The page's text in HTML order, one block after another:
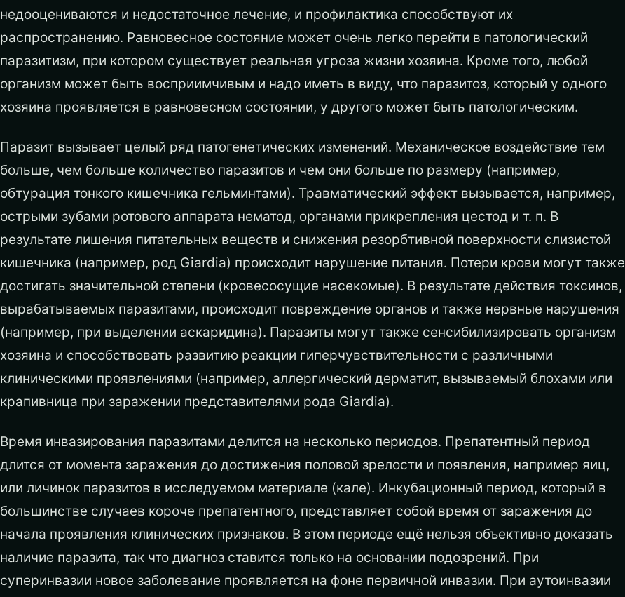
недооцениваются и недостаточное лечение, и профилактика способствуют их
распространению. Равновесное состояние может очень легко перейти в патологический
паразитизм, при котором существует реальная угроза жизни хозяина. Кроме того, любой
организм может быть восприимчивым и надо иметь в виду, что паразитоз, который у одного
хозяина проявляется в равновесном состоянии, у другого может быть патологическим.
Паразит вызывает целый ряд патогенетических изменений. Механическое воздействие тем
больше, чем больше количество паразитов и чем они больше по размеру (например,
обтурация тонкого кишечника гельминтами). Травматический эффект вызывается, например,
острыми зубами ротового аппарата нематод, органами прикрепления цестод и т. п. В
результате лишения питательных веществ и снижения резорбтивной поверхности слизистой
кишечника (например, род Giardia) происходит нарушение питания. Потери крови могут также
достигать значительной степени (кровесосущие насекомые). В результате действия токсинов,
вырабатываемых паразитами, происходит повреждение органов и также нервные нарушения
(например, при выделении аскаридина). Паразиты могут также сенсибилизировать организм
хозяина и способствовать развитию реакции гиперчувствительности с различными
клиническими проявлениями (например, аллергический дерматит, вызываемый блохами или
крапивница при заражении представителями рода Giardia).
Время инвазирования паразитами делится на несколько периодов. Препатентный период
длится от момента заражения до достижения половой зрелости и появления, например яиц,
или личинок паразитов в исследуемом материале (кале). Инкубационный период, который в
большинстве случаев короче препатентного, представляет собой время от заражения до
начала проявления клинических признаков. В этом периоде ещё нельзя объективно доказать
наличие паразита, так что диагноз ставится только на основании подозрений. При
суперинвазии новое заболевание проявляется на фоне первичной инвазии. При аутоинвазии